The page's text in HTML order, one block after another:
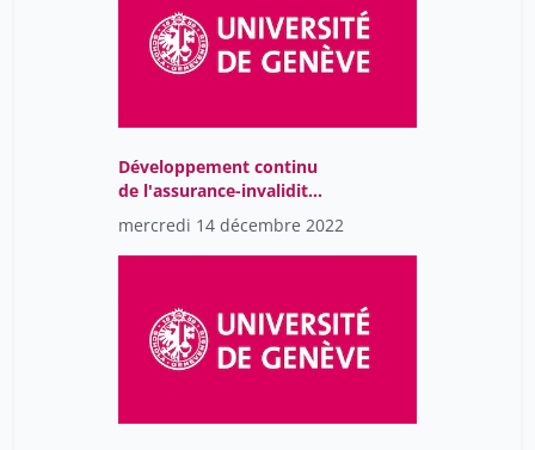
Développement continu
de l'assurance-invalidité
(7ème révision):
changements d'intérêt
pour les pédiatres
mercredi 14 décembre 2022